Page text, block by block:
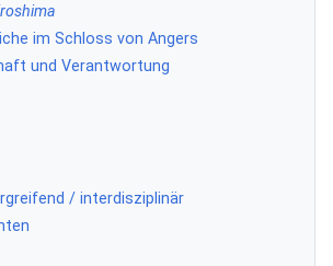
im Schloss von Angers
und Verantwortung
/ interdisziplinär